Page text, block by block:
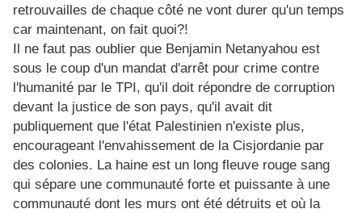
retrouvailles de chaque côté ne vont durer qu'un temps
car maintenant, on fait quoi?!
Il ne faut pas oublier que Benjamin Netanyahou est
sous le coup d'un mandat d'arrêt pour crime contre
l'humanité par le TPI, qu'il doit répondre de corruption
devant la justice de son pays, qu'il avait dit
publiquement que l'état Palestinien n'existe plus,
encourageant l'envahissement de la Cisjordanie par
des colonies. La haine est un long fleuve rouge sang
qui sépare une communauté forte et puissante à une
communauté dont les murs ont été détruits et où la